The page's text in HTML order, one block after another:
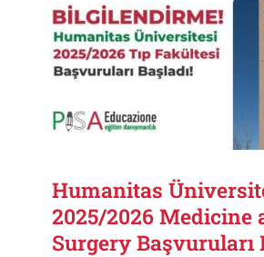
Humanitas
2025/2026 Medicine
Surgery Başvuruları